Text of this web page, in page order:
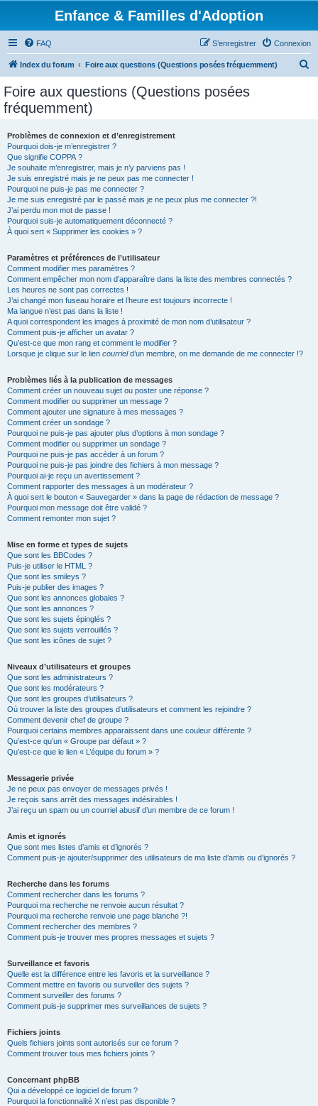
Enfance & Familles d'Adoption
FAQ Connexion
S’enregistrer
Index du forum Foire aux questions (Questions posées fréquemment)
Foire aux questions (Questions posées
fréquemment)
Problèmes de connexion et d’enregistrement
Pourquoi dois-je m’enregistrer ?
Que signifie COPPA ?
Je souhaite m’enregistrer, mais je n’y parviens pas !
Je suis enregistré mais je ne peux pas me connecter !
Pourquoi ne puis-je pas me connecter ?
Je me suis enregistré par le passé mais je ne peux plus me connecter ?!
J’ai perdu mon mot de passe !
Pourquoi suis-je automatiquement déconnecté ?
À quoi sert « Supprimer les cookies » ?
Paramètres et préférences de l’utilisateur
Comment modifier mes paramètres ?
Comment empêcher mon nom d’apparaître dans la liste des membres connectés ?
Les heures ne sont pas correctes !
J’ai changé mon fuseau horaire et l’heure est toujours incorrecte !
Ma langue n’est pas dans la liste !
A quoi correspondent les images à proximité de mon nom d’utilisateur ?
Comment puis-je afficher un avatar ?
Qu’est-ce que mon rang et comment le modifier ?
Lorsque je clique sur le lien courrield’un membre, on me demande de me connecter !?
Problèmes liés à la publication de messages
Comment créer un nouveau sujet ou poster une réponse ?
Comment modifier ou supprimer un message ?
Comment ajouter une signature à mes messages ?
Comment créer un sondage ?
Pourquoi ne puis-je pas ajouter plus d’options à mon sondage ?
Comment modifier ou supprimer un sondage ?
Pourquoi ne puis-je pas accéder à un forum ?
Pourquoi ne puis-je pas joindre des fichiers à mon message ?
Pourquoi ai-je reçu un avertissement ?
Comment rapporter des messages à un modérateur ?
À quoi sert le bouton « Sauvegarder » dans la page de rédaction de message ?
Pourquoi mon message doit être validé ?
Comment remonter mon sujet ?
Mise en forme et types de sujets
Que sont les BBCodes ?
Puis-je utiliser le HTML ?
Que sont les smileys ?
Puis-je publier des images ?
Que sont les annonces globales ?
Que sont les annonces ?
Que sont les sujets épinglés ?
Que sont les sujets verrouillés ?
Que sont les icônes de sujet ?
Niveaux d’utilisateurs et groupes
Que sont les administrateurs ?
Que sont les modérateurs ?
Que sont les groupes d’utilisateurs ?
Où trouver la liste des groupes d’utilisateurs et comment les rejoindre ?
Comment devenir chef de groupe ?
Pourquoi certains membres apparaissent dans une couleur différente ?
Qu’est-ce qu’un « Groupe par défaut » ?
Qu’est-ce que le lien « L’équipe du forum » ?
Messagerie privée
Je ne peux pas envoyer de messages privés !
Je reçois sans arrêt des messages indésirables !
J’ai reçu un spam ou un courriel abusif d’un membre de ce forum !
Amis et ignorés
Que sont mes listes d’amis et d’ignorés ?
Comment puis-je ajouter/supprimer des utilisateurs de ma liste d’amis ou d’ignorés ?
Recherche dans les forums
Comment rechercher dans les forums ?
Pourquoi ma recherche ne renvoie aucun résultat ?
Pourquoi ma recherche renvoie une page blanche ?!
Comment rechercher des membres ?
Comment puis-je trouver mes propres messages et sujets ?
Surveillance et favoris
Quelle est la différence entre les favoris et la surveillance ?
Comment mettre en favoris ou surveiller des sujets ?
Comment surveiller des forums ?
Comment puis-je supprimer mes surveillances de sujets ?
Fichiers joints
Quels fichiers joints sont autorisés sur ce forum ?
Comment trouver tous mes fichiers joints ?
Concernant phpBB
Qui a développé ce logiciel de forum ?
Pourquoi la fonctionnalité X n’est pas disponible ?